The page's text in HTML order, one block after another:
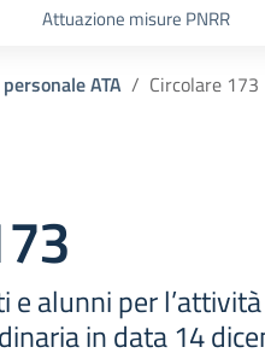
Attuazione misure PNRR
ATA Circolare 173
e alunni per l’attività
in data 14